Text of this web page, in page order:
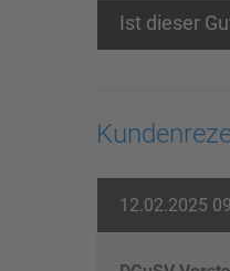
Ist dieser
12.02.2025